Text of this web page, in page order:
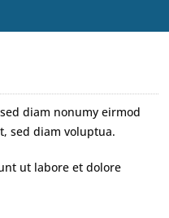
diam nonumy eirmod
sed diam voluptua.
ut labore et dolore